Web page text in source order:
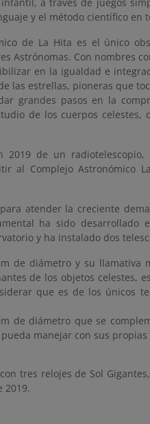
a través de juegos
y el método científico
de La Hita es el único
Astrónomas. Con nombres
en la igualdad e
las estrellas, pioneras que
grandes pasos en la
de los cuerpos
de un
al Complejo Astronómico
atender la creciente
ha sido desarrollado
y ha instalado dos
de diámetro y su
de los objetos celestes,
que es de los únicos
de diámetro que se
manejar con sus
tres relojes de Sol
2019.